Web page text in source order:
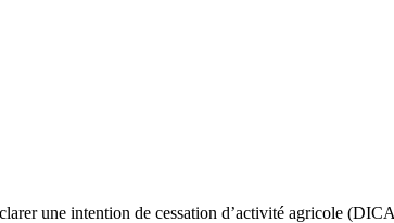
une intention de cessation d’activité agricole